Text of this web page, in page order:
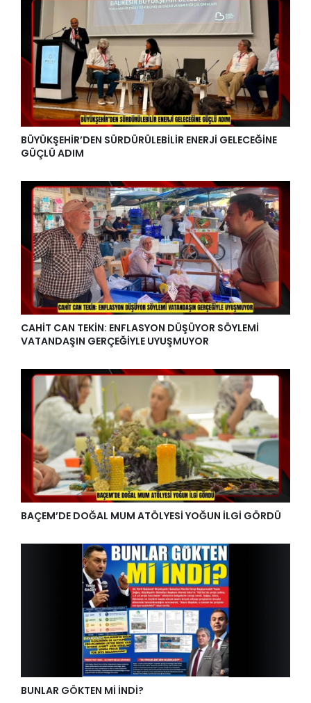
BÜYÜKŞEHİR’DEN SÜRDÜRÜLEBİLİR ENERJİ GELECEĞİNE
GÜÇLÜ ADIM
CAHİT CAN TEKİN: ENFLASYON DÜŞÜYOR SÖYLEMİ
VATANDAŞIN GERÇEĞİYLE UYUŞMUYOR
BAÇEM’DE DOĞAL MUM ATÖLYESİ YOĞUN İLGİ GÖRDÜ
BUNLAR GÖKTEN Mİ İNDİ?